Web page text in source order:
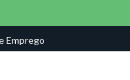
Emprego